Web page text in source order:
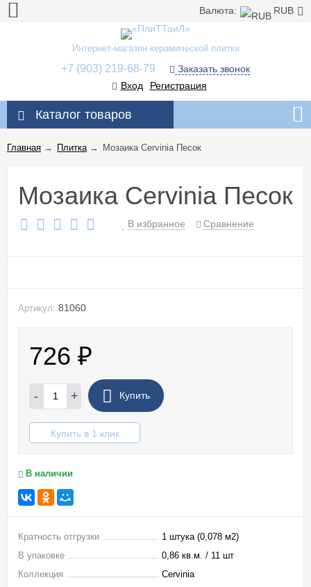
Валюта: RUB
Интернет-магазин керамической плитки
+7 (903) 219-68-79
Заказать звонок
Вход
Регистрация
Каталог товаров
Главная → Плитка→ Мозаика Cervinia Песок
Мозаика Cervinia Песок
В избранное Сравнение
Артикул: 81060
726 ₽
- + Купить
Купить в 1 клик
В наличии
Кратность отгрузки
1 штука (0,078 м2)
В упаковке
0,86 кв.м. / 11 шт
Коллекция
Cervinia